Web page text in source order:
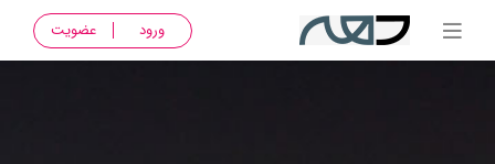
ورود عضویت